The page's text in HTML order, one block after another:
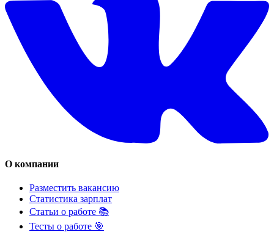
О компании
Разместить вакансию
Статистика зарплат
Статьи о работе 📚
Тесты о работе 🎯